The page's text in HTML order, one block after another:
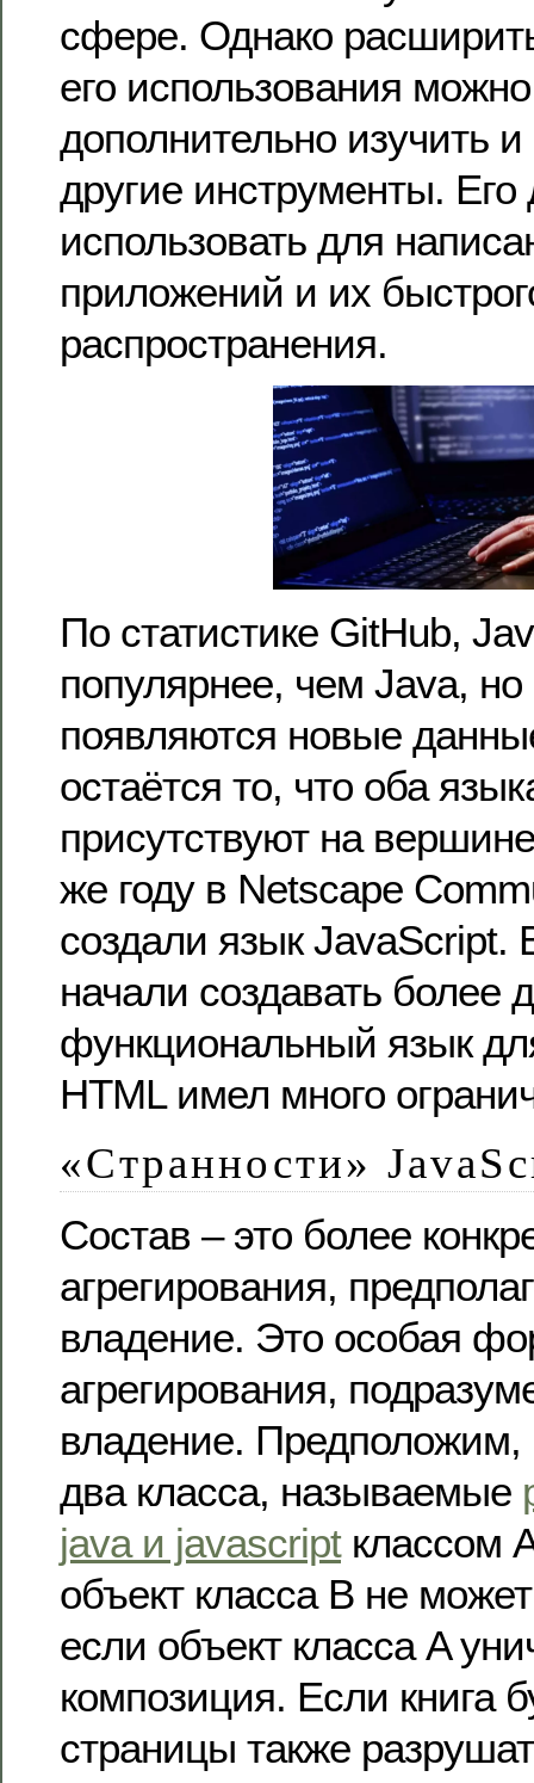
сфере. Однако
его использования
дополнительно изучить
другие инструменты. Его
использовать для
приложений и их
распространения.
По статистике GitHub,
популярнее, чем Java,
появляются новые
остаётся то, что оба
присутствуют на
же году в Netscape
создали язык JavaScript.
начали создавать более
функциональный язык
HTML имел много
«Странности»
Состав – это более
агрегирования,
владение. Это особая
агрегирования,
владение. Предположим,
два класса, называемые
java и javascriptклассом
объект класса B не
если объект класса A
композиция. Если книга
страницы также